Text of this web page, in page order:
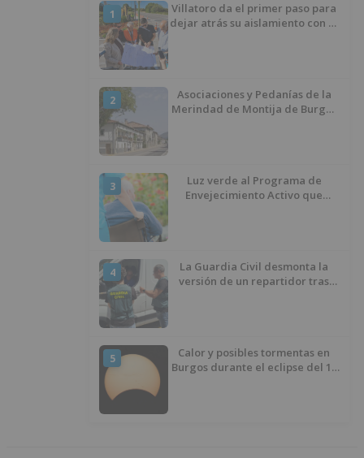
1
Villatoro da el primer paso para
dejar atrás su aislamiento con el
2
Asociaciones y Pedanías de la
Merindad de Montija de Burgos
3
Luz verde al Programa de
Envejecimiento Activo que
4
La Guardia Civil desmonta la
versión de un repartidor tras
5
Calor y posibles tormentas en
Burgos durante el eclipse del 12